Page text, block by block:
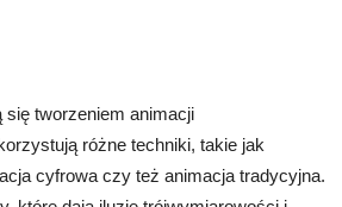
tworzeniem animacji
różne techniki, takie jak
cyfrowa czy też animacja tradycyjna.